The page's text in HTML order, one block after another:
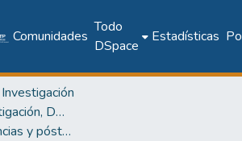
Comunidades
Todo
DSpace
Estadísticas
Centro de Investigación, Desarrollo e Innovación en TIC
[CIDITIC]-Ponencias y pósteres